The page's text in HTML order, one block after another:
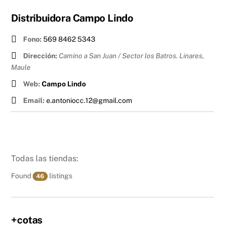
Distribuidora Campo Lindo
Fono: 569 8462 5343
Dirección: Camino a San Juan / Sector los Batros. Linares,
Maule
Web: Campo Lindo
Email: e.antoniocc.12@gmail.com
Todas las tiendas:
Found 46 listings
+cotas